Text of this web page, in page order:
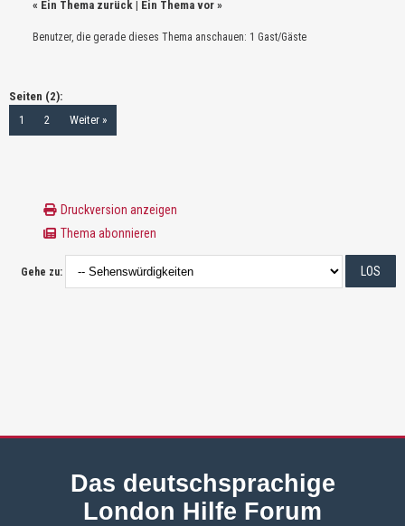
« Ein Thema zurück | Ein Thema vor »
Benutzer, die gerade dieses Thema anschauen: 1 Gast/Gäste
Seiten (2):
1
2 Weiter »
Druckversion anzeigen
Thema abonnieren
Gehe zu:
Das deutschsprachige
London Hilfe Forum